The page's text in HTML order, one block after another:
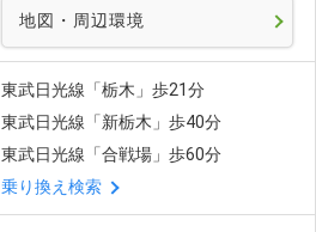
地図・周辺環境
東武日光線「栃木」歩21分
東武日光線「新栃木」歩40分
東武日光線「合戦場」歩60分
乗り換え検索